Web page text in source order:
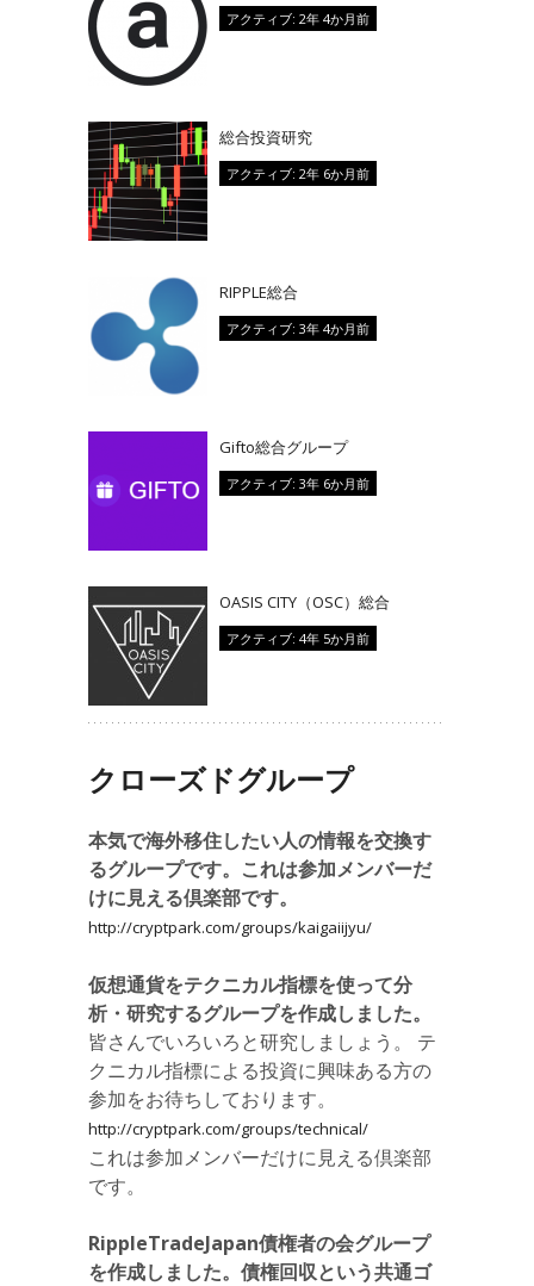
アクティブ: 2年 4か月前
総合投資研究
アクティブ: 2年 6か月前
RIPPLE総合
アクティブ: 3年 4か月前
Gifto総合グループ
アクティブ: 3年 6か月前
OASIS CITY（OSC）総合
アクティブ: 4年 5か月前
クローズドグループ
本気で海外移住したい人の情報を交換す
るグループです。これは参加メンバーだ
けに見える倶楽部です。
http://cryptpark.com/groups/kaigaiijyu/
仮想通貨をテクニカル指標を使って分
析・研究するグループを作成しました。
皆さんでいろいろと研究しましょう。 テ
クニカル指標による投資に興味ある方の
参加をお待ちしております。
http://cryptpark.com/groups/technical/
これは参加メンバーだけに見える倶楽部
です。
RippleTradeJapan債権者の会グループ
を作成しました。債権回収という共通ゴ